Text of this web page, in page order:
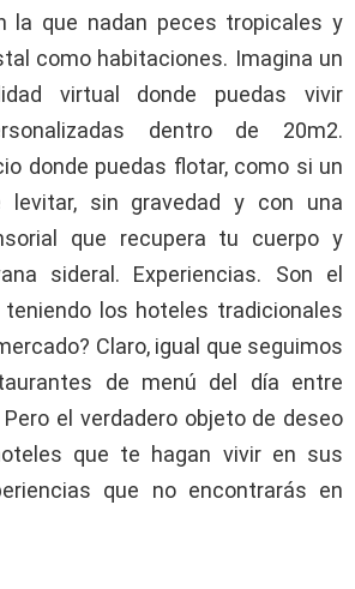
la que nadan peces tropicales y
como habitaciones. Imagina un
virtual donde puedas vivir
dentro de 20m2.
donde puedas flotar, como si un
levitar, sin gravedad y con una
que recupera tu cuerpo y
sideral. Experiencias. Son el
teniendo los hoteles tradicionales
Claro, igual que seguimos
de menú del día entre
el verdadero objeto de deseo
que te hagan vivir en sus
que no encontrarás en